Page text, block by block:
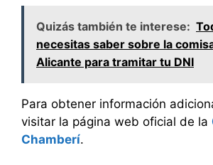
Quizás también te interese:
necesitas saber sobre la
Alicante para tramitar tu DNI
Para obtener información
visitar la página web oficial de la
Chamberí.